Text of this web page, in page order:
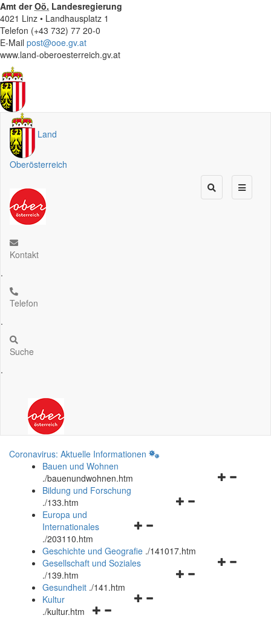
Amt derOö. Landesregierung
4021 Linz • Landhausplatz 1
Telefon (+43 732) 77 20-0
E-Mail post@ooe.gv.at
www.land-oberoesterreich.gv.at
Land
Oberösterreich
Kontakt
.
Telefon
.
Suche
.
Coronavirus: Aktuelle Informationen
Bauen und Wohnen
./bauenundwohnen.htm
Navigationsmenü
Bildung und Forschung
./133.htm
Navigationsmenü
und
schließen
Europa und
Internationales
./203110.htm
Geschichte und Geografie ./141017.htm
Navigationsmenü
Gesellschaft und Soziales
./139.htm
Navigationsmenü
Gesundheit ./141.htm
Navigationsmenü
Kultur
./kultur.htm